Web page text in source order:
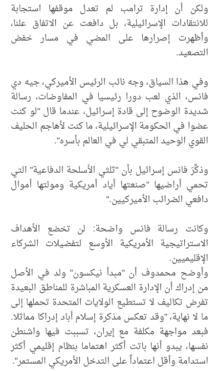
ولكن أن إدارة ترامب لم تعدل موقفها استجابة
للانتقادات الإسرائيلية، بل دافعت عن الاتفاق علنا،
وأظهرت إصرارها على المضي في مسار خفض
التصعيد.
وفي هذا السياق، وجه نائب الرئيس الأميركي، جيه دي
فانس، الذي لعب دورا رئيسيا في المفاوضات، رسالة
شديدة الوضوح إلى قادة إسرائيل، عندما قال "لو كنت
عضوا في الحكومة الإسرائيلية، ما كنت لأهاجم الحليف
القوي الوحيد المتبقي لي في العالم بأسره".
وذكَّرَ فانس إسرائيل بأن "ثلثي الأسلحة الدفاعية" التي
تحمي أراضيها "صنعتها أياد أمريكية ومولتها أموال
دافعي الضرائب الأميركيين."
وكانت رسالة فانس واضحة: لن تخضع الأهداف
الاستراتيجية الأمريكية الأوسع لتفضيلات الشركاء
الإقليميين.
وأوضح محمدوف أن "مبدأ نيكسون" ولد في الأصل
من إدراك أن الإدارة العسكرية المباشرة للمناطق البعيدة
تفرض تكاليف لا تستطيع الولايات المتحدة تحملها إلى
ما لا نهاية، "وقد تعكس مذكرة إسلام أباد إدراكا مماثلا.
فبعد مواجهة مكلفة مع إيران، تسببت فيها واشنطن
نفسها، يبدو أنها باتت أكثر اهتماما بنظام إقليمي أكثر
استدامة وأقل اعتماداً على التدخل الأمريكي المستمر".